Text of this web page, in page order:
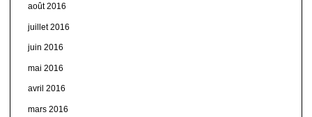
août 2016
juillet 2016
juin 2016
mai 2016
avril 2016
mars 2016